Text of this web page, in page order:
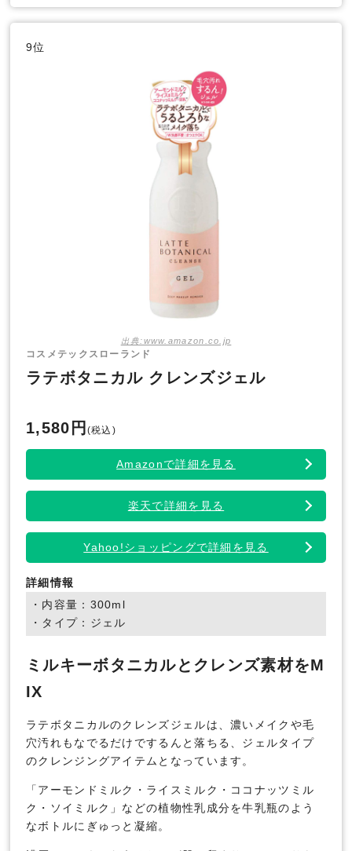
9位
出典:www.amazon.co.jp
コスメテックスローランド
ラテボタニカル クレンズジェル
1,580円 (税込)
Amazonで詳細を見る
楽天で詳細を見る
Yahoo!ショッピングで詳細を見る
詳細情報
・内容量：300ml
・タイプ：ジェル
ミルキーボタニカルとクレンズ素材をM
IX
ラテボタニカルのクレンズジェルは、濃いメイクや毛
穴汚れもなでるだけでするんと落ちる、ジェルタイプ
のクレンジングアイテムとなっています。
「アーモンドミルク・ライスミルク・ココナッツミル
ク・ソイミルク」などの植物性乳成分を牛乳瓶のよう
なボトルにぎゅっと凝縮。